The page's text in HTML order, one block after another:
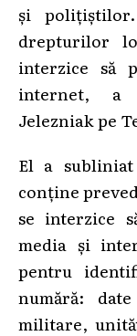
și
drepturilor
interzice să
internet, a
Jelezniak pe
El a
conține
se interzice
media și
pentru
numără:
militare,